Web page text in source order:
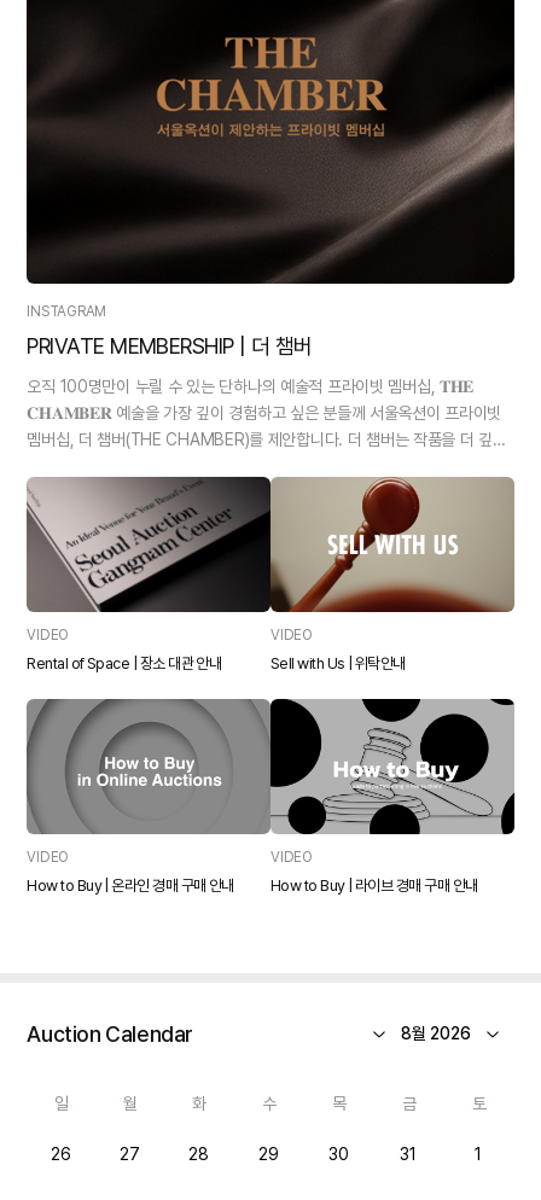
INSTAGRAM
PRIVATE MEMBERSHIP | 더 챔버
오직 100명만이 누릴 수 있는 단하나의 예술적 프라이빗 멤버십, 𝐓𝐇𝐄
𝐂𝐇𝐀𝐌𝐁𝐄𝐑 예술을 가장 깊이 경험하고 싶은 분들께 서울옥션이 프라이빗
멤버십, 더 챔버(THE CHAMBER)를 제안합니다. 더 챔버는 작품을 더 깊이
버십으로, 쉽게 만나보지 못할 혜택을 통해 소수만이 누릴 수 있는 예술적 경
험을 제공합니다. 가장 눈에 띄는 혜택은 서울옥션의 경매에서 낙찰을 받을
시 11% 우대 수수료가 적용되며, 오직 멤버십을 위해 제작된 한정 에디션 판
화가 제공되는 점입니다. 또한 서울옥션이 직접 큐레이션하는 멤버십 네트워
킹 데이를 통해 프라이빗 프리뷰, 아티스트 토크, 국내외 필드 트립 등 특별한
시간을 제공해드리며, 그 외에도 회원제로만 운영되는 하이엔드 리조트 체인
숙박 이용권, 전문 테일러링 서비스 등 더욱 품격 있는 라이프 스타일을 누릴
수 있도록 도와드리겠습니다. 2026년, The Chamber 멤버십을 통해 예술
의 순간을 더 품격 있게 만나보시기 바랍니다.
VIDEO
Rental of Space | 장소 대관 안내
VIDEO
Sell with Us | 위탁안내
VIDEO
How to Buy | 온라인 경매 구매 안내
VIDEO
How to Buy | 라이브 경매 구매 안내
Auction Calendar 8월 2026
일 월 화 수 목 금 토
26 27 28 29 30 31 1